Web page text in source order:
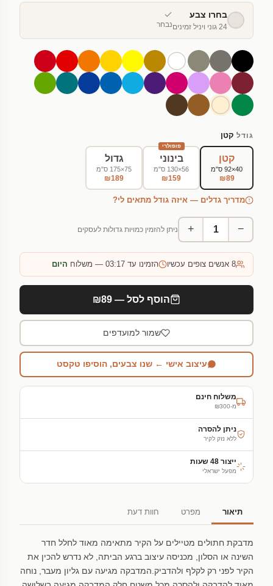
בחרו צבע
24 גוני ויניל זמינים נבחר
גודל קטן
קטן
40×92 ס"מ
₪89
פופולרי
בינוני
56×130 ס"מ
₪159
גדול
75×175 ס"מ
₪189
מדריך גדלים — איזה גודל מתאים לי?
−
+ ניתן להזמין כמויות גדולות לעסקים
8 אנשים צופים עכשיו הזמינו עד 03:17 — משלוח היום
הוסף לסל — ₪89
שמור למועדפים
עיצוב אישי ← שנו צבעים, הוסיפו טקסט
משלוח חינם
מ-₪300
ניתן להסרה
ללא נזק לקיר
ייצור 48 שעות
מפעל ישראלי
תיאור מפרט חוות דעת
מדבקת חתולים מטיילים על הקיר מתאימה מאוד לחלל חדר
השינה או הסלון, מכניסה עיצוב ברגע הביתה, לא נדרש להכין את
הקיר לפני רק לקלף ולהדביק.המדבקה מגיעה עם גליון מעבר, נוחה